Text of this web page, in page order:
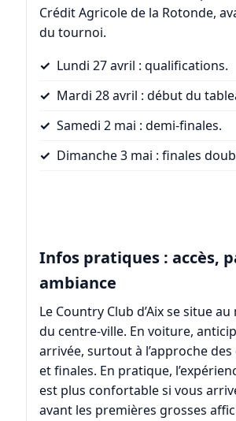
Crédit Agricole de la Rotonde,
du tournoi.
Lundi 27 avril : qualifications.
Mardi 28 avril : début du
Samedi 2 mai : demi-finales.
Dimanche 3 mai : finales
Infos pratiques : accès,
ambiance
Le Country Club d’Aix se situe
du centre-ville. En voiture,
arrivée, surtout à l’approche
et finales. En pratique,
est plus confortable si vous
avant les premières grosses